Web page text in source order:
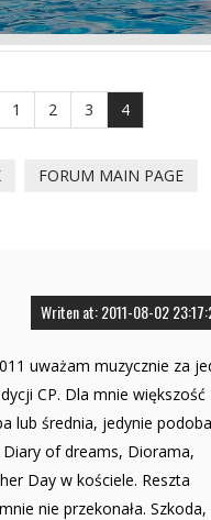
1 2 3 4
FORUM MAIN PAGE
Writen at: 2011-08-02
uważam muzycznie za
CP. Dla mnie większość
lub średnia, jedynie
of dreams, Diorama,
Day w kościele. Reszta
nie przekonała. Szkoda,